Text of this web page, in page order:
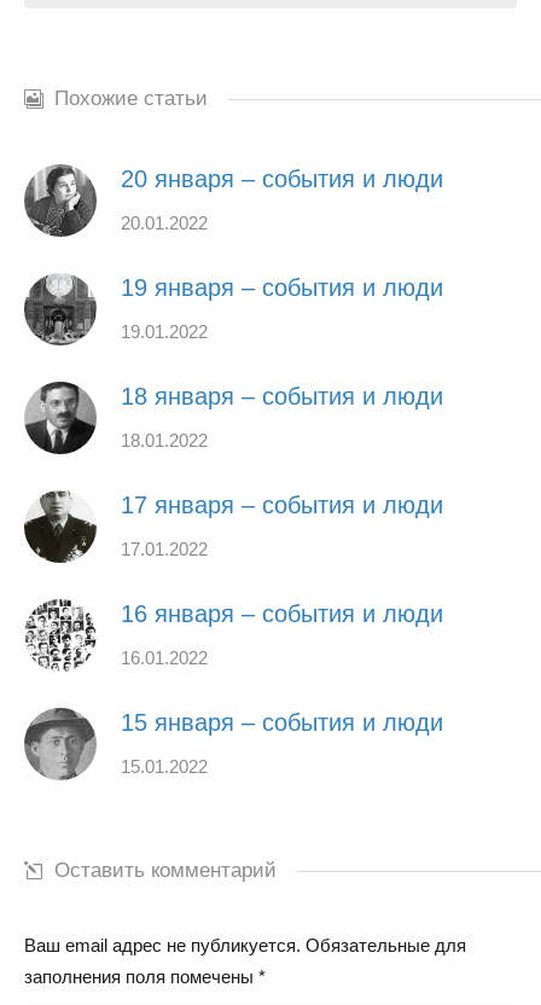
Похожие статьи
20 января – события и люди
20.01.2022
19 января – события и люди
19.01.2022
18 января – события и люди
18.01.2022
17 января – события и люди
17.01.2022
16 января – события и люди
16.01.2022
15 января – события и люди
15.01.2022
Оставить комментарий
Ваш email адрес не публикуется. Обязательные для
заполнения поля помечены *